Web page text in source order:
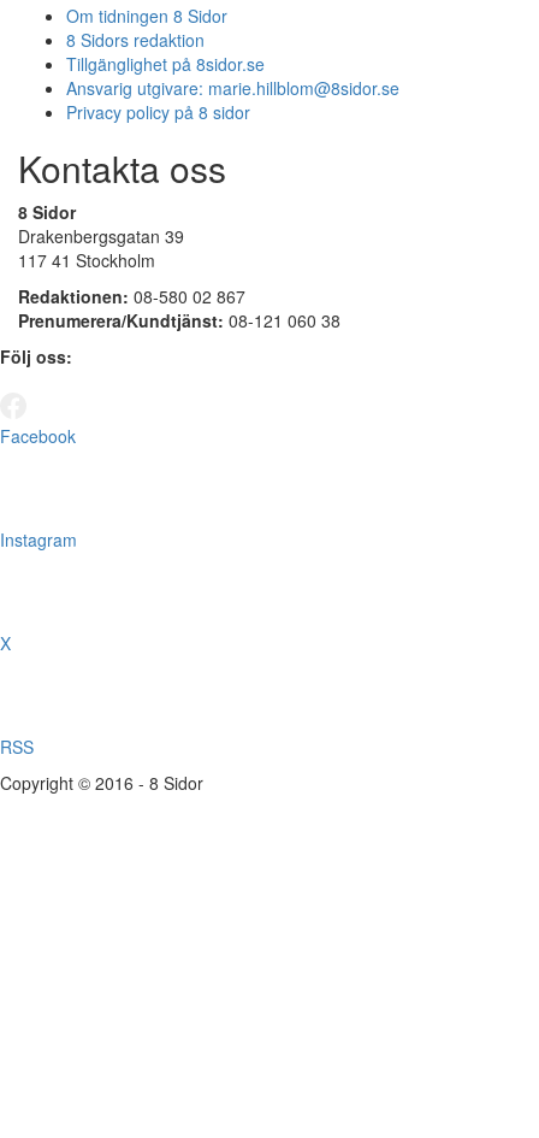
Om tidningen 8 Sidor
8 Sidors redaktion
Tillgänglighet på 8sidor.se
Ansvarig utgivare: marie.hillblom@8sidor.se
Privacy policy på 8 sidor
Kontakta oss
8 Sidor
Drakenbergsgatan 39
117 41 Stockholm
Redaktionen: 08-580 02 867
Prenumerera/Kundtjänst: 08-121 060 38
Följ oss:
Facebook
Instagram
X
RSS
Copyright © 2016 - 8 Sidor